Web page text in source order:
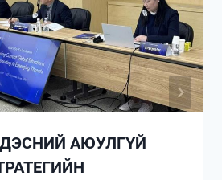
АЮУЛГҮЙ